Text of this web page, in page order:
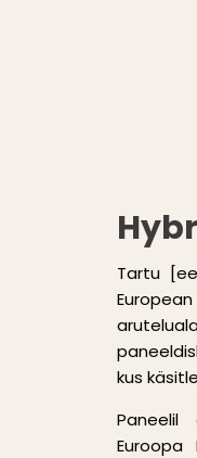
Tartu
kus
Paneelil
Euroopa